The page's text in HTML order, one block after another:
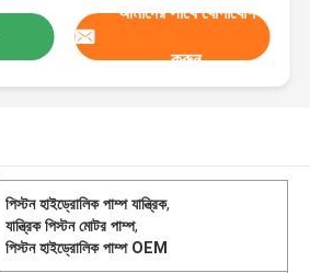
আমাদের সাথে যোগাযোগ
করুন
পিস্টন হাইড্রোলিক পাম্প যান্ত্রিক,
যান্ত্রিক পিস্টন মোটর পাম্প,
পিস্টন হাইড্রোলিক পাম্প OEM